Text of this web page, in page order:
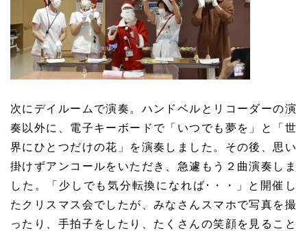
次にデイルームで演奏。ハンドベルとリコーダーの演
奏以外に、電子キーボードで「いつでも夢を」と「世
界にひとつだけの花」を演奏しました。その後、思い
掛けずアンコールをいただき、急遽もう２曲演奏しま
した。「少しでも気分転換になれば･・・」と開催し
たクリスマス会でしたが、みなさんスマホで写真を撮
ったり、手拍子をしたり、たくさんの笑顔を見ること